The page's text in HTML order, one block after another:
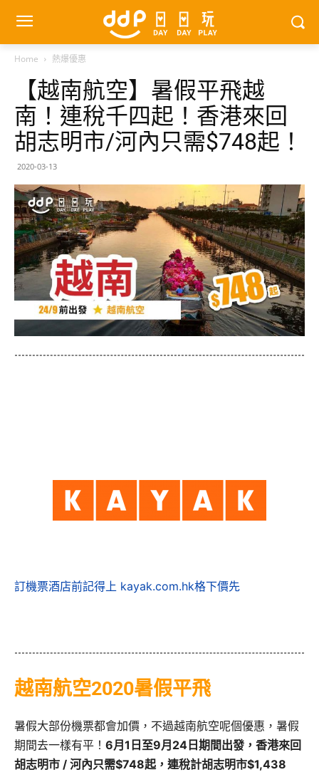
Home 熱爆優惠
【越南航空】暑假平飛越
南！連稅千四起！香港來回
胡志明市/河內只需$748起！
2020-03-13
訂機票酒店前記得上 kayak.com.hk格下價先
越南航空2020暑假平飛
暑假大部份機票都會加價，不過越南航空呢個優惠，暑假
期間去一樣有平！ 6月1日至9月24日期間出發，香港來回
胡志明市 / 河內只需$748起，連稅計胡志明市$1,438